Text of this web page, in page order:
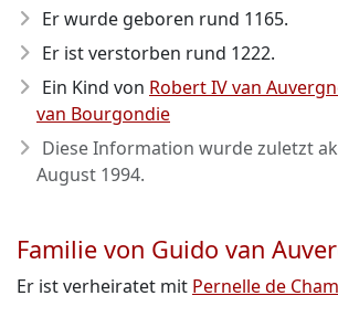
Er wurde geboren rund 1165.
Er ist verstorben rund 1222.
Ein Kind von Robert IV van
van Bourgondie
Diese Information wurde zuletzt
August 1994.
Familie von Guido van
Er ist verheiratet mit Pernelle de